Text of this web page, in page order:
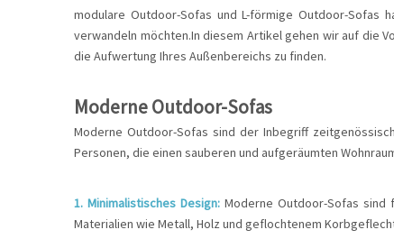
modulare Outdoor-Sofas und L-förmige Outdoor-Sofas
verwandeln möchten.In diesem Artikel gehen wir auf die
die Aufwertung Ihres Außenbereichs zu finden.
Moderne Outdoor-Sofas
Moderne Outdoor-Sofas sind der Inbegriff
Personen, die einen sauberen und aufgeräumten
1. Minimalistisches Design: Moderne Outdoor-Sofas sind
Materialien wie Metall, Holz und geflochtenem